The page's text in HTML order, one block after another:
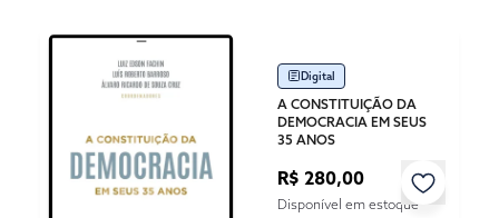
Digital
A CONSTITUIÇÃO DA
DEMOCRACIA EM SEUS
35 ANOS
R$ 280,00
Disponível em estoque